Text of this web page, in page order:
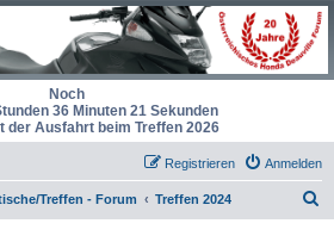
Noch
36 Minuten 21 Sekunden
der Ausfahrt beim Treffen 2026
Anmelden
Registrieren
Treffen - Forum Treffen 2024